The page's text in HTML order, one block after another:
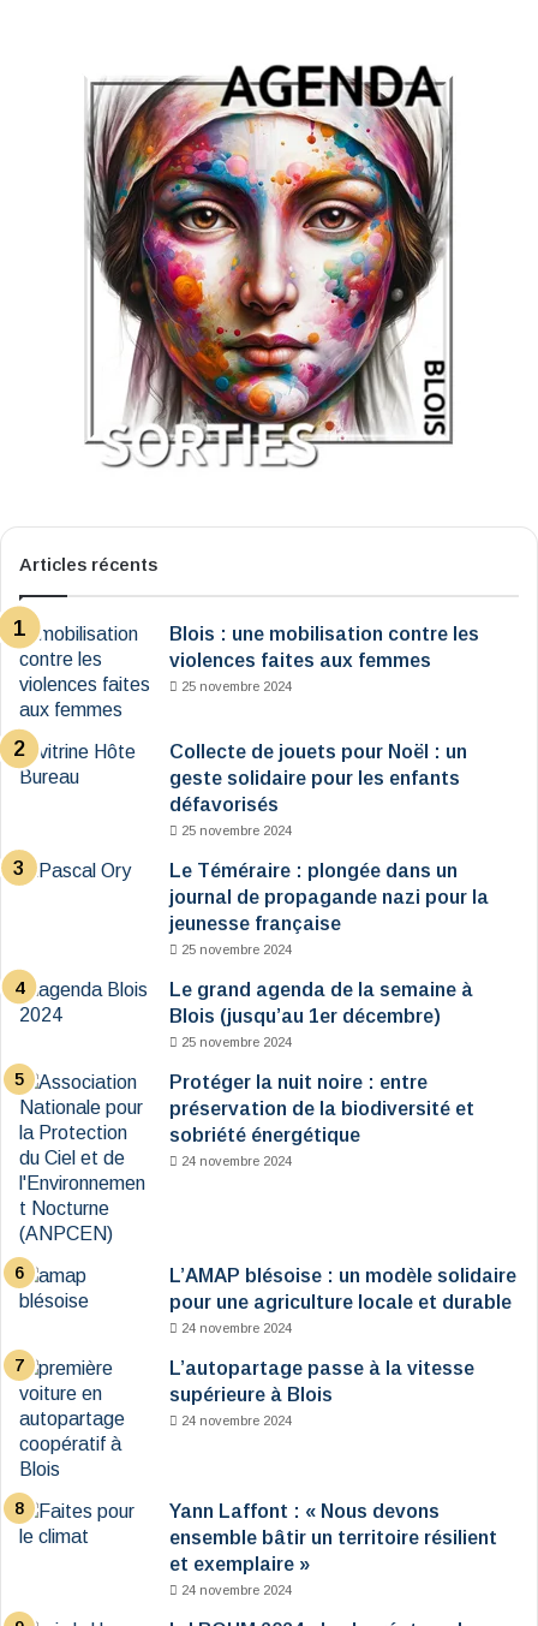
Articles récents
Blois : une mobilisation contre les
violences faites aux femmes
25 novembre 2024
Collecte de jouets pour Noël : un
geste solidaire pour les enfants
défavorisés
25 novembre 2024
Le Téméraire : plongée dans un
journal de propagande nazi pour la
jeunesse française
25 novembre 2024
Le grand agenda de la semaine à
Blois (jusqu’au 1er décembre)
25 novembre 2024
Protéger la nuit noire : entre
préservation de la biodiversité et
sobriété énergétique
24 novembre 2024
L’AMAP blésoise : un modèle solidaire
pour une agriculture locale et durable
24 novembre 2024
L’autopartage passe à la vitesse
supérieure à Blois
24 novembre 2024
Yann Laffont : « Nous devons
ensemble bâtir un territoire résilient
et exemplaire »
24 novembre 2024